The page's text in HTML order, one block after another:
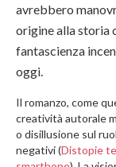
avrebbero
origine alla storia
fantascienza
oggi.
Il romanzo, come
creatività autorale
o disillusione sul
negativi (Distopie